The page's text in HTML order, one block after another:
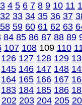
3 4 5 6 7 8 9 10 11
32 33 34 35 36 37
58 59 60 61 62 63
84 85 86 87 88 89
107 108109 110
126 127 128 129
145 146 147 148
164 165 166 167
183 184 185 186
202 203 204 205